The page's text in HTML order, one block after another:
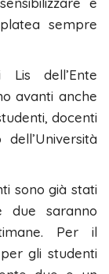
sempre
dell’Ente
avanti anche
docenti
sono già stati
due saranno
Per il
gli studenti